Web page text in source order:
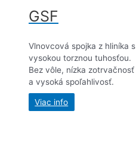
GSF
Vlnovcová spojka z hliníka s
vysokou torznou tuhosťou.
Bez vôle, nízka zotrvačnosť
a vysoká spoľahlivosť.
Viac info